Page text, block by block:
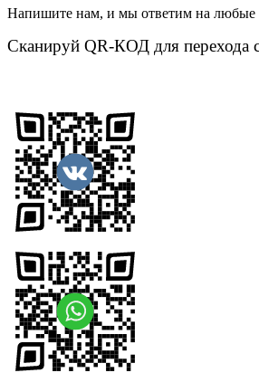
Напишите нам, и мы ответим на любые
Сканируй QR-КОД для перехода